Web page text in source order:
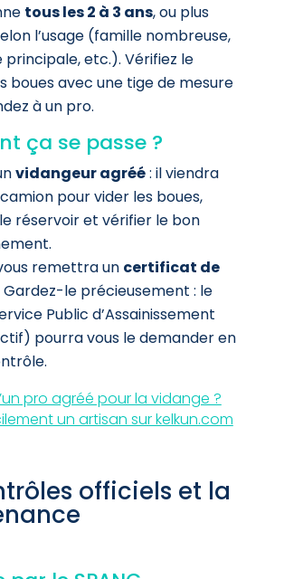
tous les 2 à 3 ans, ou plus
l’usage (famille nombreuse,
principale, etc.). Vérifiez le
boues avec une tige de mesure
à un pro.
ça se passe ?
vidangeur agréé: il viendra
pour vider les boues,
réservoir et vérifier le bon
remettra un certificat de
Gardez-le précieusement : le
Public d’Assainissement
pourra vous le demander en
pro agréé pour la vidange ?
un artisan sur kelkun.com
officiels et la